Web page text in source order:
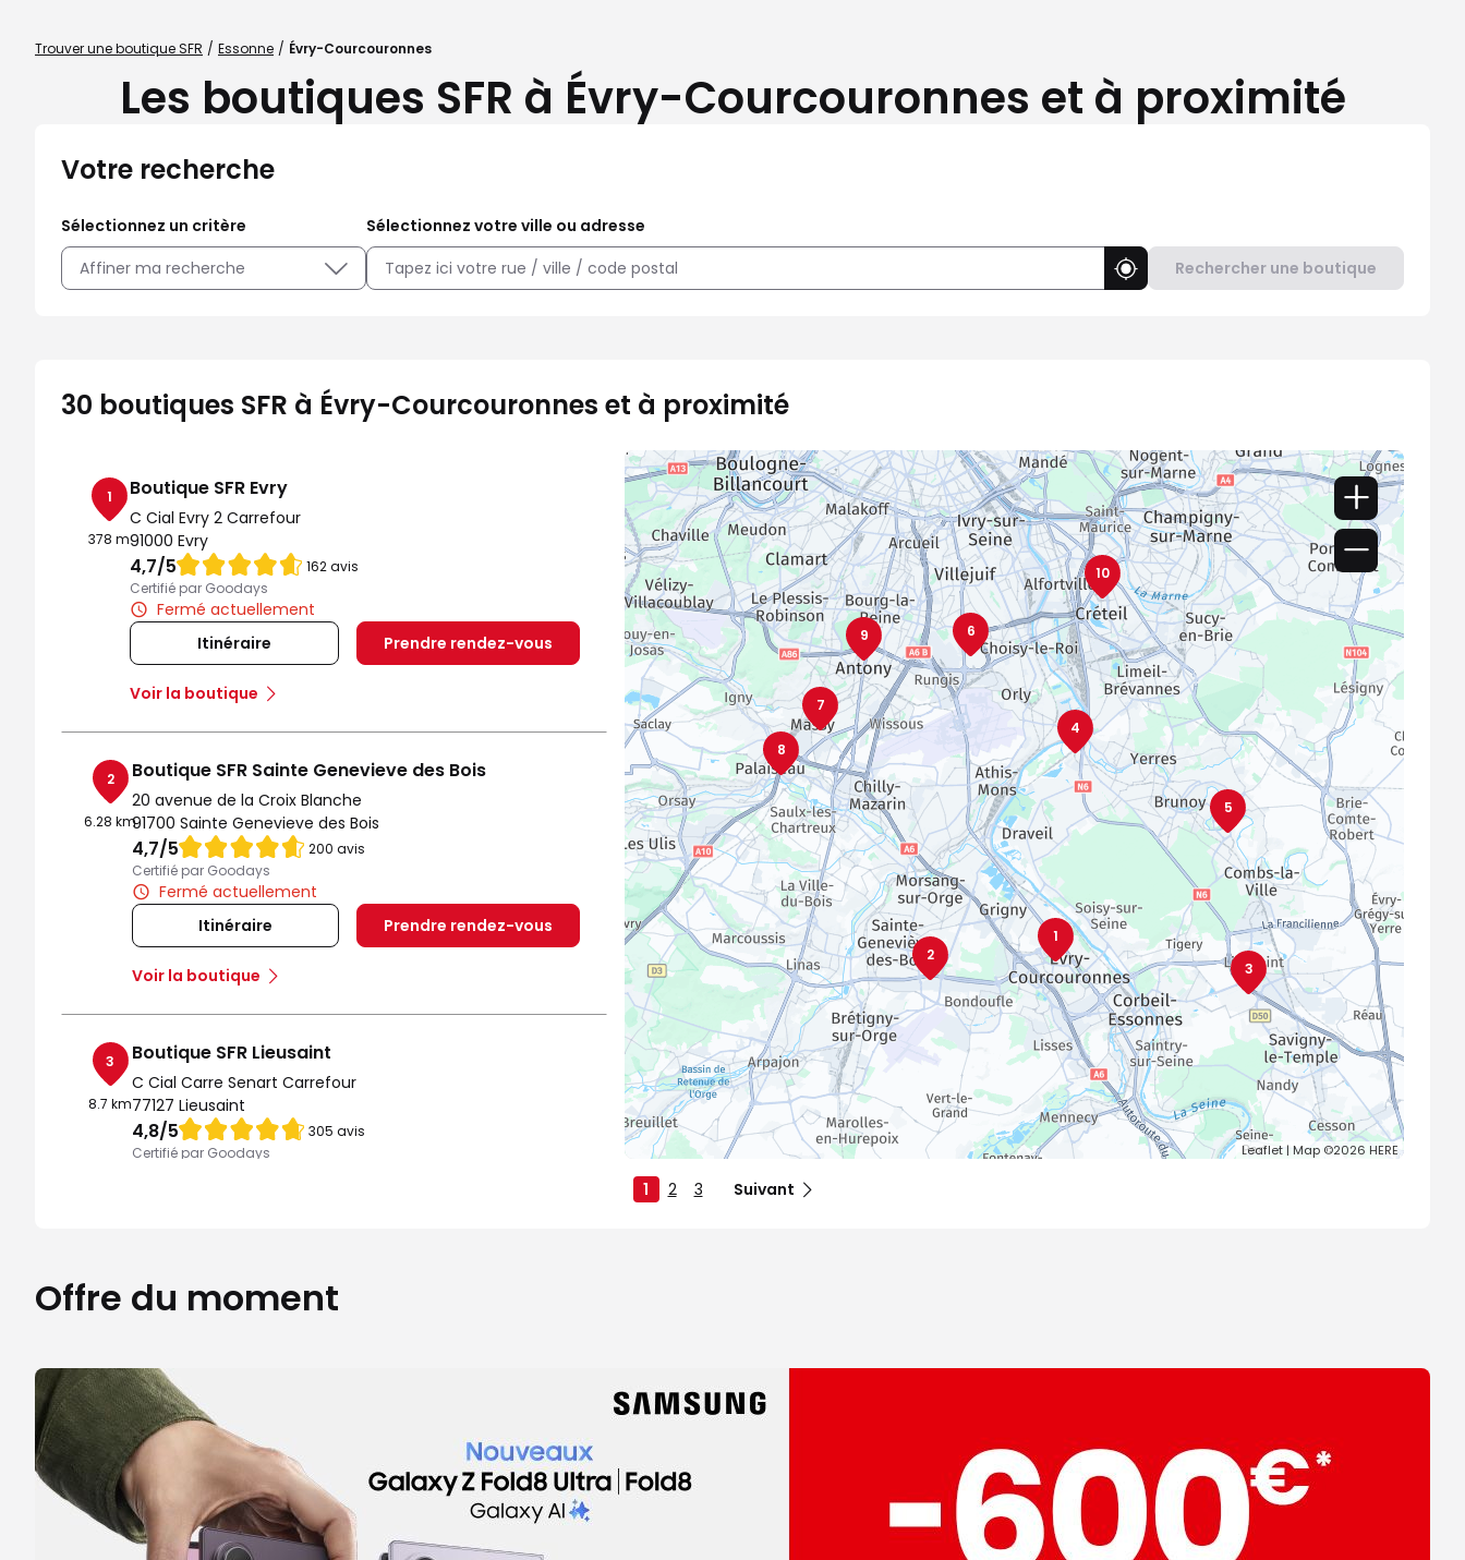
Trouver une boutique SFR Essonne Évry-Courcouronnes
Les boutiques SFR à Évry-Courcouronnes et à proximité
Votre recherche
Sélectionnez un critère
Affiner ma recherche
Sélectionnez votre ville ou adresse
Utiliser ma position
Rechercher une boutique
30 boutiques SFR à Évry-Courcouronnes et à proximité
1
378 m
Boutique SFR Evry
C Cial Evry 2 Carrefour
91000 Evry
4,7/5Note de 4.7 sur 5
162 avis
Certifié par Goodays
Fermé actuellement
Itinéraire
Prendre rendez-vous
Voir la boutique
2
6.28 km
Boutique SFR Sainte Genevieve des Bois
20 avenue de la Croix Blanche
91700 Sainte Genevieve des Bois
4,7/5Note de 4.7 sur 5
200 avis
Certifié par Goodays
Fermé actuellement
Itinéraire
Prendre rendez-vous
Voir la boutique
3
8.7 km
Boutique SFR Lieusaint
C Cial Carre Senart Carrefour
77127 Lieusaint
4,8/5Note de 4.8 sur 5
305 avis
Certifié par Goodays
9.65 km
C Cial Valdoly
91270 Vigneux sur Seine
4,7/5Note de 4.7 sur 5
Certifié par Goodays
Fermé actuellement
Itinéraire
Prendre rendez-vous
Voir la boutique
9
8
7
10
6
4
5
3
2
1
Leaflet| Map ©2026 HERE
1 2 3 Suivant
Offre du moment